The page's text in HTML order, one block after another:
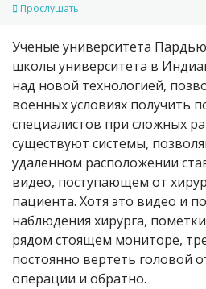
Прослушать
Ученые университета
школы университета в
над новой технологией,
военных условиях получить
специалистов при сложных
существуют системы,
удаленном расположении
видео, поступающем от
пациента. Хотя это видео и
наблюдения хирурга,
рядом стоящем мониторе,
постоянно вертеть головой
операции и обратно.